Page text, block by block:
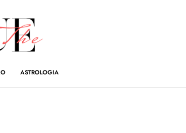
ASTROLOGIA